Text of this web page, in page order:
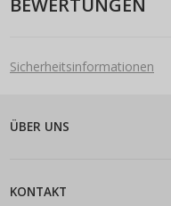
Sicherheitsinformationen
ÜBER UNS
KONTAKT